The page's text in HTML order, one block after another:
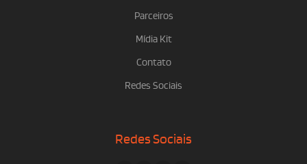
Parceiros
Mídia Kit
Contato
Redes Sociais
Redes Sociais